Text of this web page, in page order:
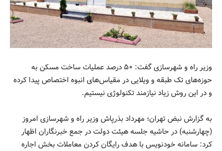
وزیر راه و شهرسازی گفت: ۵۰ درصد عملیات ساخت مسکن به
حوزه‌های تک طبقه و ویلایی در مقیاس‌های انبوه اختصاص پیدا کرده
و در این روش زیاد نیازمند تکنولوژی نیستیم.
به گزارش نبض تهران؛ مهرداد بذرپاش وزیر راه و شهرسازی امروز
(چهارشنبه) در حاشیه جلسه هیئت دولت در جمع خبرنگاران اظهار
کرد: سامانه خودنویس با هدف رایگان کردن معاملات بخش اجاره